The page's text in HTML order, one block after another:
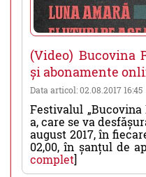
(Video) Bucovina
și abonamente
Data articol: 02.08.2017 16:45
Festivalul „Bucovina
a, care se va
august 2017, în
02,00, în șanțul de
complet]